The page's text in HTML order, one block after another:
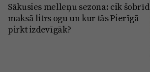
Sākusies melleņu sezona: cik šobrīd
maksā litrs ogu un kur tās Pierīgā
pirkt izdevīgāk?